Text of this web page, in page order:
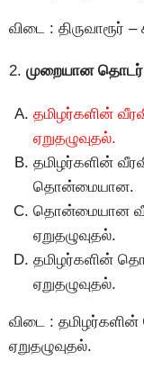
விடை : திருவாரூர் –
2. முறையான தொடர்
தமிழர்களின்
ஏறுதழுவுதல்.
தமிழர்களின்
தொன்மையான.
தொன்மையான
ஏறுதழுவுதல்.
தமிழர்களின்
ஏறுதழுவுதல்.
விடை :
ஏறுதழுவுதல்.